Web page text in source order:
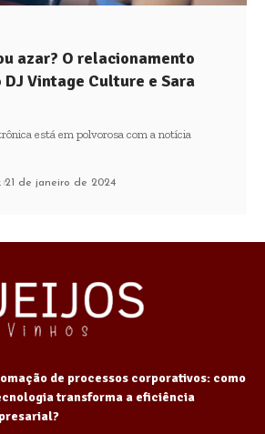
azar? O relacionamento
Vintage Culture e Sara
está em polvorosa com a notícia
21 de janeiro de 2024
de processos corporativos: como
transforma a eficiência